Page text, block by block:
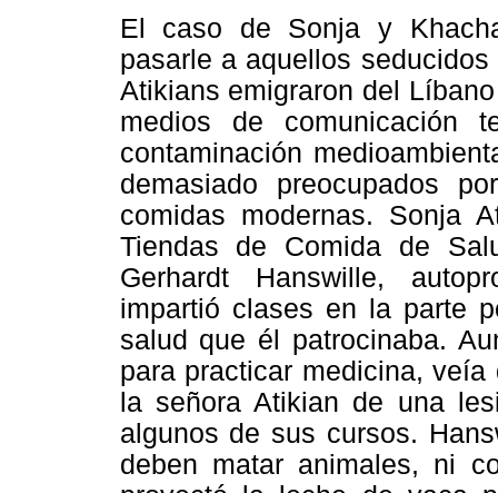
El caso de Sonja y
pasarle a aquellos
Atikians emigraron del
medios de comunicación
contaminación
demasiado preocupados
comidas modernas. Sonja
Tiendas de Comida de
Gerhardt Hanswille,
impartió clases en la parte
salud que él patrocinaba.
para practicar medicina,
la señora Atikian de una
algunos de sus cursos.
deben matar animales, ni